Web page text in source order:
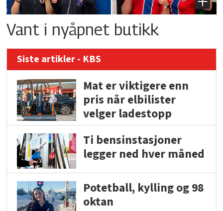
Vant i nyåpnet butikk
Siste artikler - KBS
Mat er viktigere enn
pris når elbilister
velger ladestopp
Ti bensinstasjoner
legger ned hver måned
Potetball, kylling og 98
oktan